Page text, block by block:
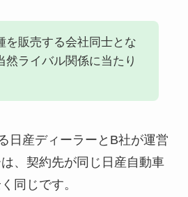
を販売する会社同士とな
然ライバル関係に当たり
日産ディーラーとB社が運営
、契約先が同じ日産自動車
同じです。